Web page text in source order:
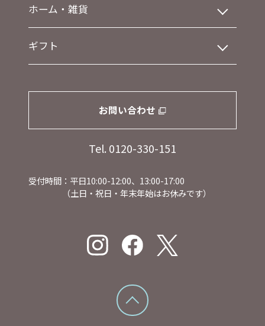
ホーム・雑貨
ギフト
お問い合わせ
Tel. 0120-330-151
受付時間：平日10:00-12:00、13:00-17:00
（土日・祝日・年末年始はお休みです）